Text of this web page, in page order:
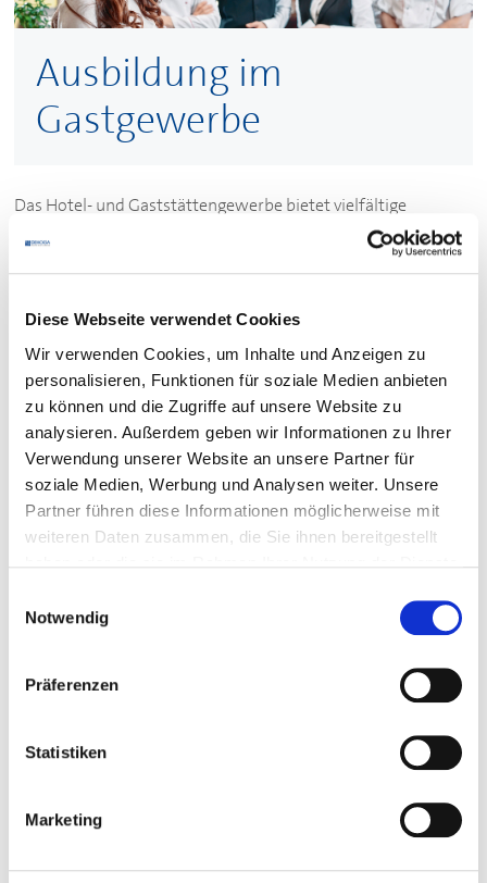
Diese Webseite verwendet Cookies
Wir verwenden Cookies, um Inhalte und Anzeigen zu
personalisieren, Funktionen für soziale Medien anbieten
zu können und die Zugriffe auf unsere Website zu
analysieren. Außerdem geben wir Informationen zu Ihrer
Verwendung unserer Website an unsere Partner für
soziale Medien, Werbung und Analysen weiter. Unsere
Partner führen diese Informationen möglicherweise mit
weiteren Daten zusammen, die Sie ihnen bereitgestellt
Notwendig
Präferenzen
Statistiken
Marketing
Ausbildung im
Gastgewerbe
Das Hotel- und Gaststättengewerbe bietet vielfältige
Chancen und beste Berufsperspektiven für junge
Baden-Württemberg unterstützt
der DEHOGA
-Nachwuchskampagne „WIR GASTFREUNDE“,
Wirtschaftsministerium mit Mitteln aus dem
Europäischen Sozialfonds gefördert wird, leistet der
DEHOGAeinen starken Beitrag zur Fachkräftegewinnung
für Gastronomie und Hotellerie.
mehr erfahren
Spezialisiert, vielseitig und immer nah an der Praxis: